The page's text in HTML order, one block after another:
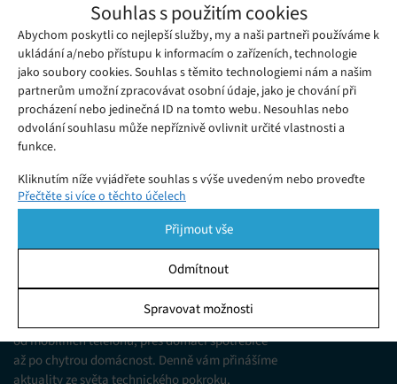
Souhlas s použitím cookies
Abychom poskytli co nejlepší služby, my a naši partneři používáme k
ukládání a/nebo přístupu k informacím o zařízeních, technologie
jako soubory cookies. Souhlas s těmito technologiemi nám a našim
partnerům umožní zpracovávat osobní údaje, jako je chování při
procházení nebo jedinečná ID na tomto webu. Nesouhlas nebo
odvolání souhlasu může nepříznivě ovlivnit určité vlastnosti a
funkce.
Kliknutím níže vyjádřete souhlas s výše uvedeným nebo proveďte
podrobnější rozhodnutí. Vaše volby budou použity pouze na tomto
pomocí přepínačů v Zásadách cookies nebo kliknutím na tlačítko
Spravovat souhlas ve spodní části obrazovky.
Ukládání a/nebo přístup k informacím v zařízení, Porozumění
publiku prostřednictvím statistik nebo kombinací údajů z
různých zdrojů.
Přečtěte si více o těchto účelech
Přijmout vše
Odmítnout
Spravovat možnosti
z pohledu vesmírného modulu
Pondělí 04. 03. 2024 Samuel
Neuvěřitelné záběry zveřejněné společností Varda Space
Industries nám zprostředkovaly, jak vypadá návrat vesmírné
kapsle na Zemi...
Jsme web zajímající se o technologické novinky
od mobilních telefonů, přes domácí spotřebiče
až po chytrou domácnost. Denně vám přinášíme
aktuality ze světa technického pokroku,